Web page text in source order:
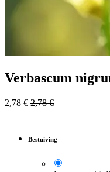
Verbascum
2,78 € 2,78€
Bestuiving